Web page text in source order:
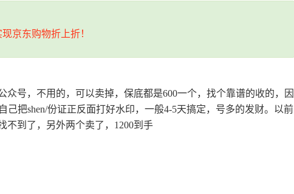
京东购物折上折！
众号，不用的，可以卖掉，保底都是600一个，找个靠谱的收的，因
己把shen/份证正反面打好水印，一般4-5天搞定，号多的发财。以前
不到了，另外两个卖了，1200到手